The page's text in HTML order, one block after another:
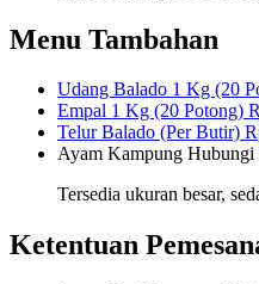
Menu Tambahan
Udang Balado 1 Kg (20
Empal 1 Kg (20 Potong)
Telur Balado (Per Butir)
Ayam Kampung Hubungi
Tersedia ukuran besar,
Ketentuan